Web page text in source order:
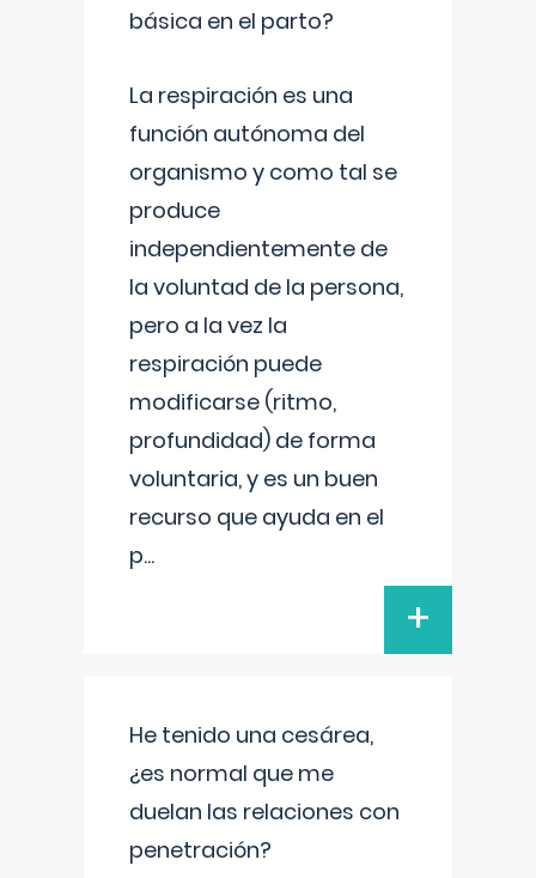
básica en el parto?
La respiración es una
función autónoma del
organismo y como tal se
produce
independientemente de
la voluntad de la persona,
pero a la vez la
respiración puede
modificarse (ritmo,
profundidad) de forma
voluntaria, y es un buen
recurso que ayuda en el
p...
+
He tenido una cesárea,
¿es normal que me
duelan las relaciones con
penetración?